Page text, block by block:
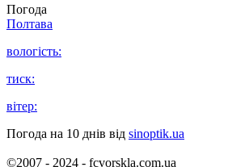
Погода
Полтава
вологість:
тиск:
вітер:
Погода на 10 днів від sinoptik.ua
©2007 - 2024 - fcvorskla.com.ua